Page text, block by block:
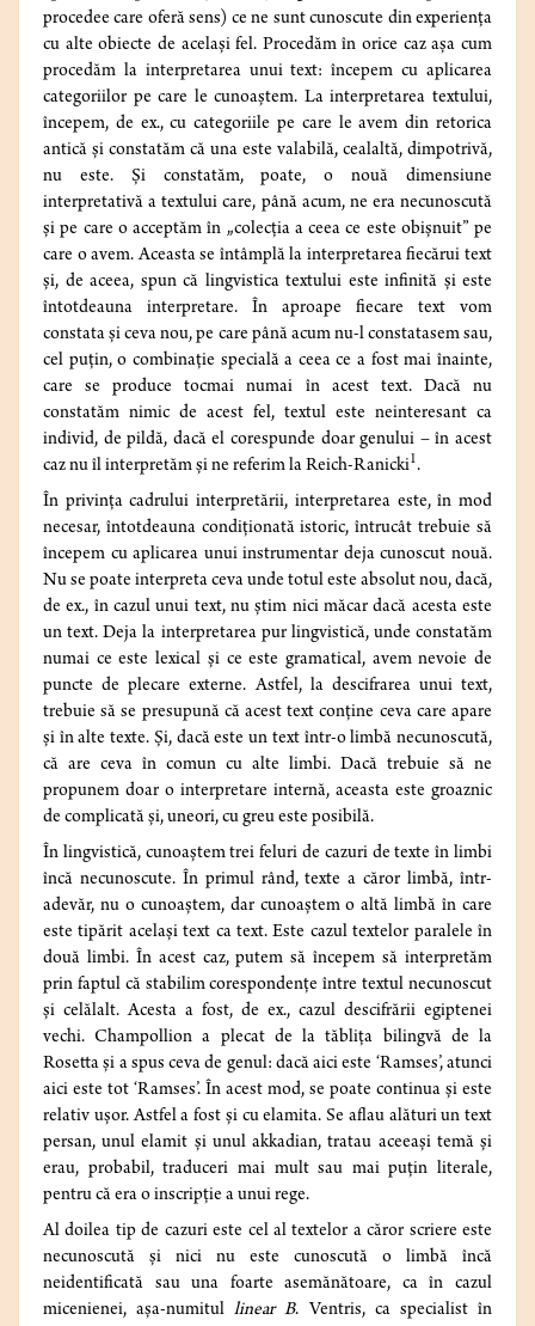
procedee care oferă sens) ce ne sunt cunoscute din experienţa
cu alte obiecte de acelaşi fel. Procedăm în orice caz aşa cum
procedăm la interpretarea unui text: începem cu aplicarea
categoriilor pe care le cunoaştem. La interpretarea textului,
începem, de ex., cu categoriile pe care le avem din retorica
antică şi constatăm că una este valabilă, cealaltă, dimpotrivă,
nu este. Şi constatăm, poate, o nouă dimensiune
interpretativă a textului care, până acum, ne era necunoscută
şi pe care o acceptăm în „colecţia a ceea ce este obişnuit” pe
care o avem. Aceasta se întâmplă la interpretarea fiecărui text
şi, de aceea, spun că lingvistica textului este infinită şi este
întotdeauna interpretare. În aproape fiecare text vom
constata şi ceva nou, pe care până acum nu-l constatasem sau,
cel puţin, o combinaţie specială a ceea ce a fost mai înainte,
care se produce tocmai numai în acest text. Dacă nu
constatăm nimic de acest fel, textul este neinteresant ca
individ, de pildă, dacă el corespunde doar genului – în acest
caz nu îl interpretăm şi ne referim la Reich-Ranicki1.
În privinţa cadrului interpretării, interpretarea este, în mod
necesar, întotdeauna condiţionată istoric, întrucât trebuie să
începem cu aplicarea unui instrumentar deja cunoscut nouă.
Nu se poate interpreta ceva unde totul este absolut nou, dacă,
de ex., în cazul unui text, nu ştim nici măcar dacă acesta este
un text. Deja la interpretarea pur lingvistică, unde constatăm
numai ce este lexical şi ce este gramatical, avem nevoie de
puncte de plecare externe. Astfel, la descifrarea unui text,
trebuie să se presupună că acest text conţine ceva care apare
şi în alte texte. Şi, dacă este un text într-o limbă necunoscută,
că are ceva în comun cu alte limbi. Dacă trebuie să ne
propunem doar o interpretare internă, aceasta este groaznic
de complicată şi, uneori, cu greu este posibilă.
În lingvistică, cunoaştem trei feluri de cazuri de texte în limbi
încă necunoscute. În primul rând, texte a căror limbă, într-
adevăr, nu o cunoaştem, dar cunoaştem o altă limbă în care
este tipărit acelaşi text ca text. Este cazul textelor paralele în
două limbi. În acest caz, putem să începem să interpretăm
prin faptul că stabilim corespondenţe între textul necunoscut
şi celălalt. Acesta a fost, de ex., cazul descifrării egiptenei
vechi. Champollion a plecat de la tăbliţa bilingvă de la
Rosetta şi a spus ceva de genul: dacă aici este ‘Ramses’, atunci
aici este tot ‘Ramses’. În acest mod, se poate continua şi este
relativ uşor. Astfel a fost şi cu elamita. Se aflau alături un text
persan, unul elamit şi unul akkadian, tratau aceeaşi temă şi
erau, probabil, traduceri mai mult sau mai puţin literale,
pentru că era o inscripţie a unui rege.
Al doilea tip de cazuri este cel al textelor a căror scriere este
necunoscută şi nici nu este cunoscută o limbă încă
neidentificată sau una foarte asemănătoare, ca în cazul
micenienei, aşa-numitullinear B. Ventris, ca specialist în